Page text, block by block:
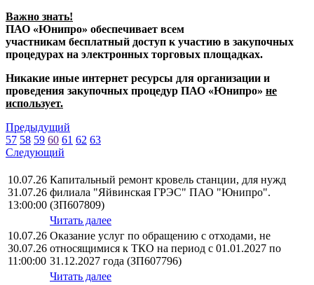
Важно знать!
ПАО «Юнипро» обеспечивает всем
участникам бесплатный доступ к участию в закупочных
процедурах на электронных торговых площадках.
Никакие иные интернет ресурсы для организации и
проведения закупочных процедур ПАО «Юнипро» не
использует.
Предыдущий
57 58 59 60 61 62 63
Следующий
10.07.26
31.07.26
13:00:00
Капитальный ремонт кровель станции, для нужд
филиала "Яйвинская ГРЭС" ПАО "Юнипро".
(ЗП607809)
Читать далее
10.07.26
30.07.26
11:00:00
Оказание услуг по обращению с отходами, не
относящимися к ТКО на период с 01.01.2027 по
31.12.2027 года (ЗП607796)
Читать далее